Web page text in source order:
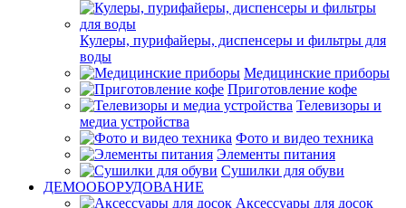
Кулеры, пурифайеры, диспенсеры и фильтры для
воды
Медицинские приборы
Приготовление кофе
Телевизоры и
медиа устройства
Фото и видео техника
Элементы питания
Сушилки для обуви
ДЕМООБОРУДОВАНИЕ
Аксессуары для досок